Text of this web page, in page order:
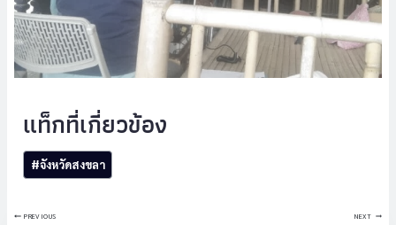
Post
Tags:
#จังหวัดสงขลา
แนะแนว
PREVIOUS NEXT